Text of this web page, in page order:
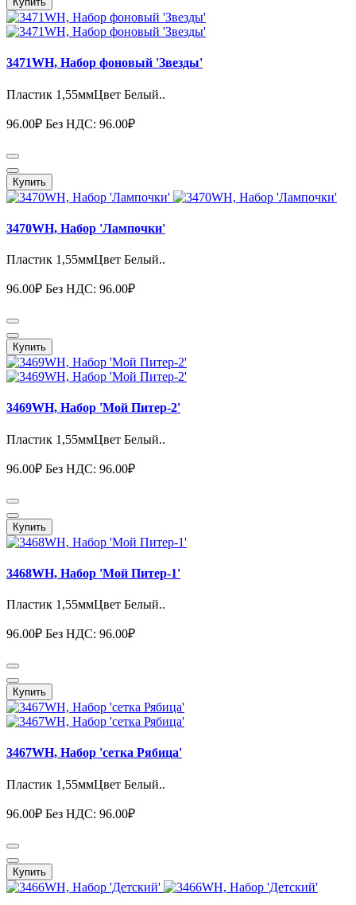
3471WH, Набор фоновый 'Звезды'
Пластик 1,55ммЦвет Белый..
96.00₽ Без НДС: 96.00₽
Купить
3470WH, Набор 'Лампочки'
Пластик 1,55ммЦвет Белый..
96.00₽ Без НДС: 96.00₽
Купить
3469WH, Набор 'Мой Питер-2'
Пластик 1,55ммЦвет Белый..
96.00₽ Без НДС: 96.00₽
Купить
3468WH, Набор 'Мой Питер-1'
Пластик 1,55ммЦвет Белый..
96.00₽ Без НДС: 96.00₽
Купить
3467WH, Набор 'сетка Рябица'
Пластик 1,55ммЦвет Белый..
96.00₽ Без НДС: 96.00₽
Купить